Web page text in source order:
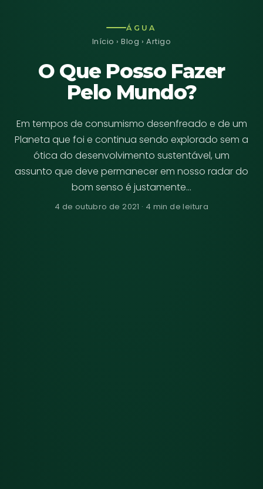
ÁGUA
Início ›Blog › Artigo
O Que Posso Fazer
Pelo Mundo?
Em tempos de consumismo desenfreado e de um
Planeta que foi e continua sendo explorado sem a
ótica do desenvolvimento sustentável, um
assunto que deve permanecer em nosso radar do
bom senso é justamente…
4 de outubro de 2021 · 4 min de leitura